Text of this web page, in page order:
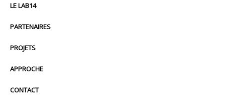
LE LAB14
PARTENAIRES
PROJETS
APPROCHE
CONTACT